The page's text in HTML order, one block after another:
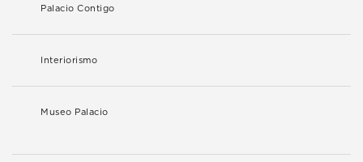
Palacio Contigo
Interiorismo
Museo Palacio